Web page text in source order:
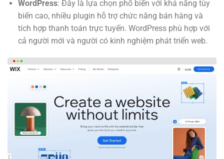
WordPress: Đây là lựa chọn phổ biến với khả năng tùy
biến cao, nhiều plugin hỗ trợ chức năng bán hàng và
tích hợp thanh toán trực tuyến. WordPress phù hợp với
cả người mới và người có kinh nghiệm phát triển web.